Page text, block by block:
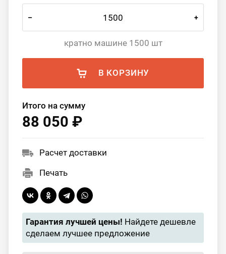
– +
кратно машине 1500 шт
В КОРЗИНУ
Итого на сумму
88 050 ₽
Расчет доставки
Печать
Гарантия лучшей цены! Найдете дешевле
сделаем лучшее предложение